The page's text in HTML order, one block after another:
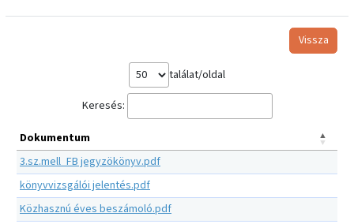
Vissza
találat/oldal
Keresés:
Dokumentum
3.sz.mell_FB jegyzökönyv.pdf
könyvvizsgálói jelentés.pdf
Közhasznú éves beszámoló.pdf